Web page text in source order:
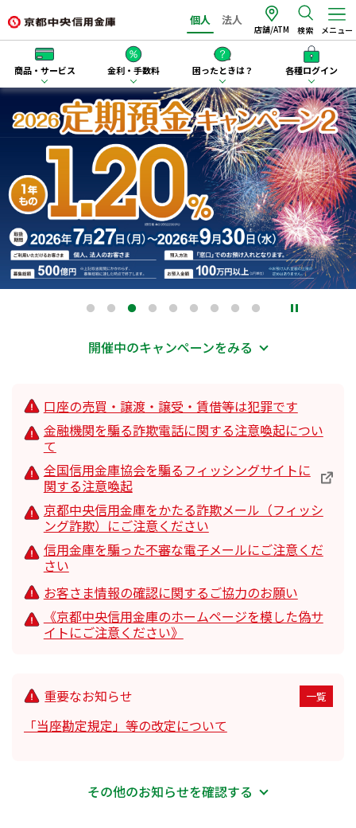
個人 法人
店舗/ATM 検索 メニュー
商品・サービス 金利・手数料 困ったときは？ 各種ログイン
開催中のキャンペーンをみる
口座の売買・譲渡・譲受・賃借等は犯罪です
金融機関を騙る詐欺電話に関する注意喚起につい
て
全国信用金庫協会を騙るフィッシングサイトに
関する注意喚起
京都中央信用金庫をかたる詐欺メール（フィッシ
ング詐欺）にご注意ください
信用金庫を騙った不審な電子メールにご注意くだ
さい
お客さま情報の確認に関するご協力のお願い
《京都中央信用金庫のホームページを模した偽サ
イトにご注意ください》
重要なお知らせ
会員の皆さまへ
「手形割引」の新規受付終了について
休眠預金等活用法にもとづく預金保険機構への移管に
関する公告
「住宅ローン関係手数料」の改定について
「職員領収印」廃止に関するお知らせ
事業性口座開設をご希望の個人事業主のお客さまへ
「当座勘定規定」等の改定について
「カスタマーハラスメントに対する基本方針」の制定
一覧
その他のお知らせを確認する